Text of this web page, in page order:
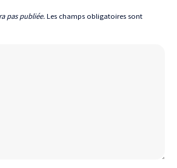
pas publiée. Les champs obligatoires sont